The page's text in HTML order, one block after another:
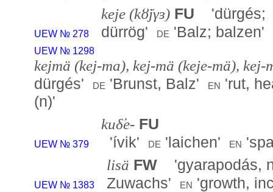
UEW № 278
keje (kȣ̈jγɜ) FU 'dürgés;
dürrög' de 'Balz; balzen'
UEW № 1298
kejmä (kej-ma), kej-mä (keje-mä), kej-
dürgés' de 'Brunst, Balz' en 'rut,
(n)'
UEW № 379
kuδ̕e- FU
'ívik' de 'laichen' en '
UEW № 1383
lisä FW 'gyarapodás,
Zuwachs' en 'growth,